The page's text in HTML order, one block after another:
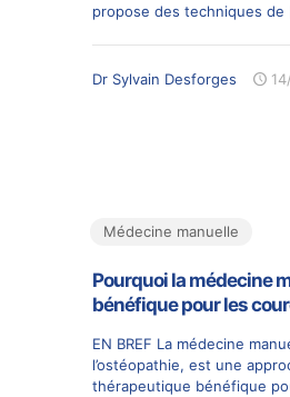
propose des techniques de
Dr Sylvain Desforges
Médecine manuelle
Pourquoi la médecine
bénéfique pour les
EN BREF La médecine
l’ostéopathie, est une
thérapeutique bénéfique